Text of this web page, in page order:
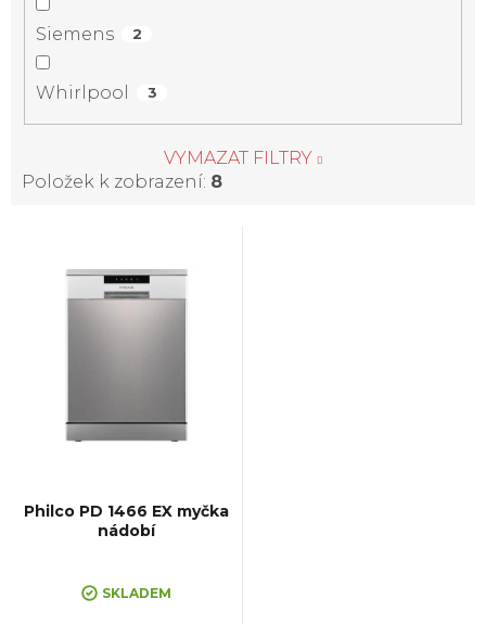
Siemens 2
Whirlpool 3
VYMAZAT FILTRY
Položek k zobrazení: 8
p
Philco PD 1466 EX myčka
nádobí
SKLADEM